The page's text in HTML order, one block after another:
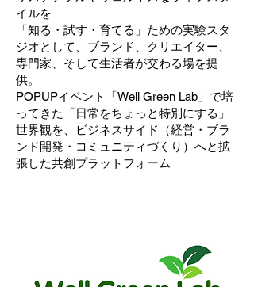
イルを
「知る・試す・育てる」ための実験スタ
ジオとして、ブランド、クリエイター、
専門家、そして生活者が交わる場を提
供。
POPUPイベント「Well Green Lab」で培
ってきた「日常をちょっと特別にする」
世界観を、ビジネスサイド（経営・ブラ
ンド開発・コミュニティづくり）へと拡
張した共創プラットフォーム